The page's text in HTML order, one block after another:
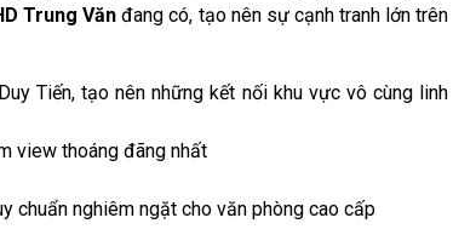
Trung Văn đang có, tạo nên sự cạnh tranh lớn trên
Tiến, tạo nên những kết nối khu vực vô cùng linh
view thoáng đãng nhất
chuẩn nghiêm ngặt cho văn phòng cao cấp